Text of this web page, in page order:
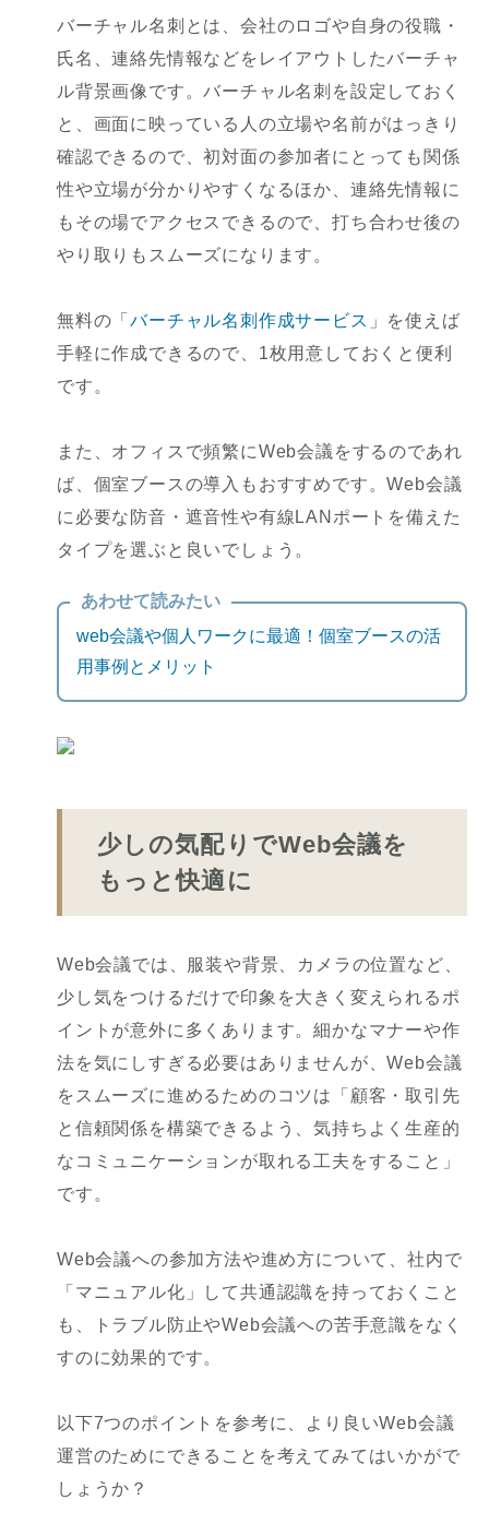
バーチャル名刺とは、会社のロゴや自身の役職・
氏名、連絡先情報などをレイアウトしたバーチャ
ル背景画像です。バーチャル名刺を設定しておく
と、画面に映っている人の立場や名前がはっきり
確認できるので、初対面の参加者にとっても関係
性や立場が分かりやすくなるほか、連絡先情報に
もその場でアクセスできるので、打ち合わせ後の
やり取りもスムーズになります。
無料の「バーチャル名刺作成サービス 」を使えば
手軽に作成できるので、1枚用意しておくと便利
です。
また、オフィスで頻繁にWeb会議をするのであれ
ば、個室ブースの導入もおすすめです。Web会議
に必要な防音・遮音性や有線LANポートを備えた
タイプを選ぶと良いでしょう。
あわせて読みたい
web会議や個人ワークに最適！個室ブースの活
用事例とメリット
少しの気配りでWeb会議を
もっと快適に
Web会議では、服装や背景、カメラの位置など、
少し気をつけるだけで印象を大きく変えられるポ
イントが意外に多くあります。細かなマナーや作
法を気にしすぎる必要はありませんが、Web会議
をスムーズに進めるためのコツは「顧客・取引先
と信頼関係を構築できるよう、気持ちよく生産的
なコミュニケーションが取れる工夫をすること」
です。
Web会議への参加方法や進め方について、社内で
「マニュアル化」して共通認識を持っておくこと
も、トラブル防止やWeb会議への苦手意識をなく
すのに効果的です。
以下7つのポイントを参考に、より良いWeb会議
運営のためにできることを考えてみてはいかがで
しょうか？